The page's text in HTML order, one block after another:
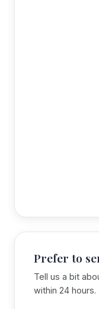
Prefer to
Tell us a bit
within 24 hours.